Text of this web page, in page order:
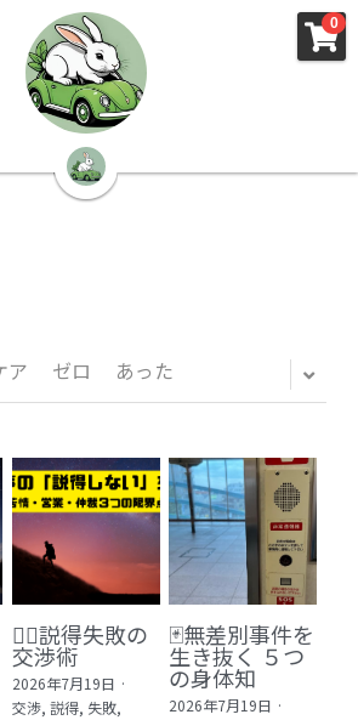
0
（トップ）
ログ）
ライバシーポリシー・プロフィ
I?（プロフィール）
正と犯罪
パニックは防げますか？
ぐらんま
商品）
ア ゼロ あった
🕵️‍♂️説得失敗の
交渉術
2026年7月19日 ·
交渉, 説得, 失敗,
🃏無差別事件を
生き抜く ５つ
の身体知
2026年7月19日 ·
×
ストアカテゴリー
リー
×
ブログカテゴリー